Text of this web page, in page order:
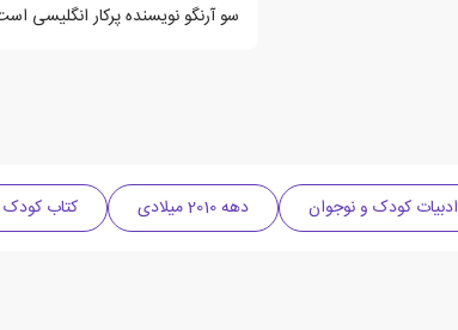
سو آرنگو نویسنده پرکار انگلیسی
ادبیات کودک و نوجوان دهه 2010 میلادی کتاب کودک